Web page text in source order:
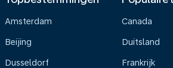
Amsterdam
Beijing
Dusseldorf
Canada
Duitsland
Frankrijk